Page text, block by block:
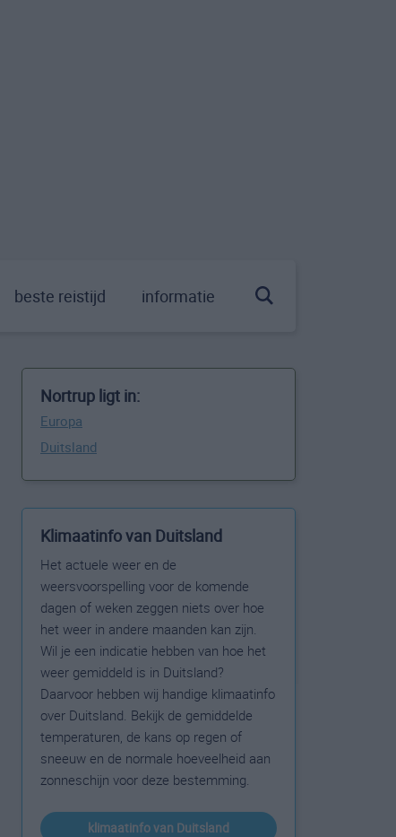
beste reistijd informatie
Nortrup ligt in:
Europa
Duitsland
Klimaatinfo van Duitsland
Het actuele weer en de
weersvoorspelling voor de komende
dagen of weken zeggen niets over hoe
het weer in andere maanden kan zijn.
Wil je een indicatie hebben van hoe het
weer gemiddeld is in Duitsland?
Daarvoor hebben wij handige klimaatinfo
over Duitsland. Bekijk de gemiddelde
temperaturen, de kans op regen of
sneeuw en de normale hoeveelheid aan
zonneschijn voor deze bestemming.
klimaatinfo van Duitsland